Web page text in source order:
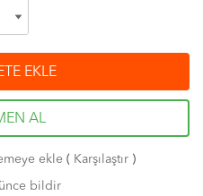
EKLE
AL
ekle ( Karşılaştır )
bildir